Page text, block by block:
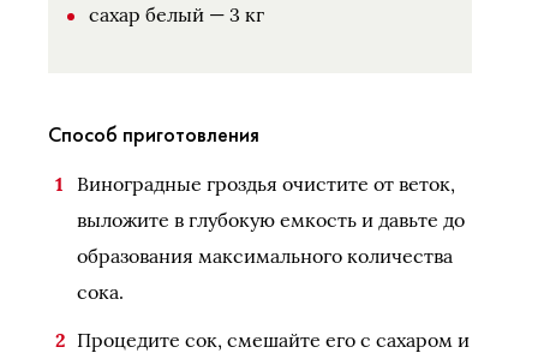
сахар белый — 3 кг
Способ приготовления
Виноградные гроздья очистите от веток,
выложите в глубокую емкость и давьте до
образования максимального количества
сока.
Процедите сок, смешайте его с сахаром и